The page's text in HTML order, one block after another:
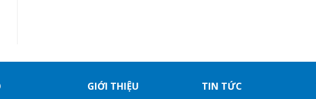
GIỚI THIỆU TIN TỨC